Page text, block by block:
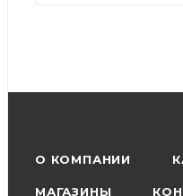
О КОМПАНИИ
МАГАЗИНЫ